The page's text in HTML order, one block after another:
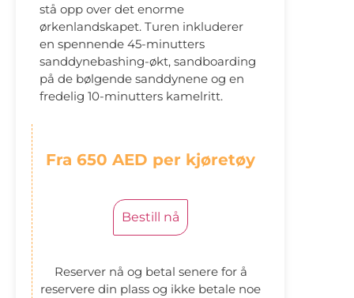
stå opp over det enorme
ørkenlandskapet. Turen inkluderer
en spennende 45-minutters
sanddynebashing-økt, sandboarding
på de bølgende sanddynene og en
fredelig 10-minutters kamelritt.
Fra 650 AED per kjøretøy
Bestill nå
Reserver nå og betal senere for å
reservere din plass og ikke betale noe